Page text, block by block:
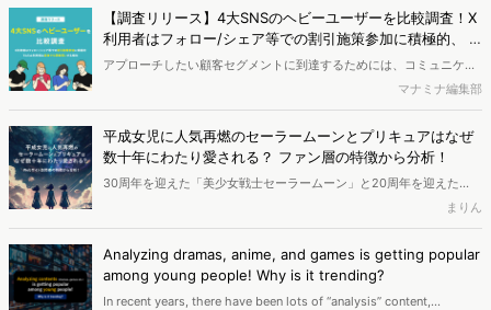
現在もダイエットに関心を持つ人々について分析し、彼らが何に興味
を持っているのかを見ていきます。
【調査リリース】4大SNSのヘビーユーザーを比較調査！X
利用者はフォロー/シェア等での割引施策参加に積極的、 Ti
kTok利用者は高価でも衝動買いの傾向
アプローチしたい顧客セグメントに到達するためには、コミュニケー
ション媒体として適切なSNSを選定し活用することが重要です。数多
くの新興SNSも登場する中、どんなユーザーがどのSNSを選び、どの
ような購買活動をしているのか。今回は4大SNSとも言える、
Facebook、Instagram、TikTok、X（旧Twitter）それぞれのヘビーユ
ーザーの属性、購買動機や興味関心などのサイコグラフィック、メデ
ィアの利用状況や消費行動などを調査し、ユーザープロファイルを作
マナミナ編集部
平成女児に人気再燃のセーラームーンとプリキュアはなぜ
数十年にわたり愛される？ ファン層の特徴から分析！
30周年を迎えた「美少女戦士セーラームーン」と20周年を迎えた
「プリキュア」。この2つの作品名を聞いたことがない方はいないで
しょう。セーラームーンは特に女性人気が高く、プリキュアは男女ど
ちらからも愛されているようです。本記事では、この2つの作品のフ
ァンについてより深く分析します。また、ファンの特徴から作品が愛
される理由を考察します。
まりん
Analyzing dramas, anime, and games is getting popular
among young people! Why is it trending?
In recent years, there have been lots of “analysis” content,